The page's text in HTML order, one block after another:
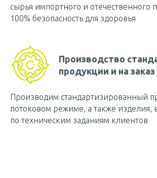
сырья импортного и отечественного
100% безопасность для здоровья
Производство
продукции и на заказ
Производим стандартизированный
потоковом режиме, а также
по техническим заданиям клиентов